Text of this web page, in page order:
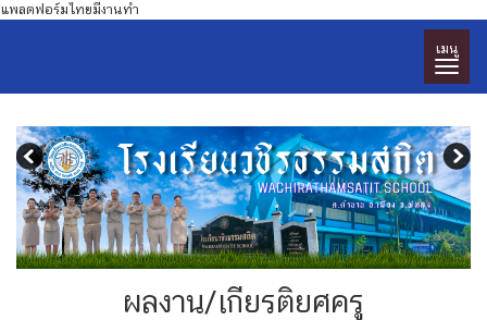
แพลตฟอร์มไทยมีงานทำ
เมนู
ผลงาน/เกียรติยศครู